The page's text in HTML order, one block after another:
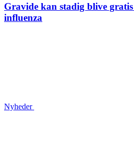
Gravide kan stadig blive
influenza
Nyheder